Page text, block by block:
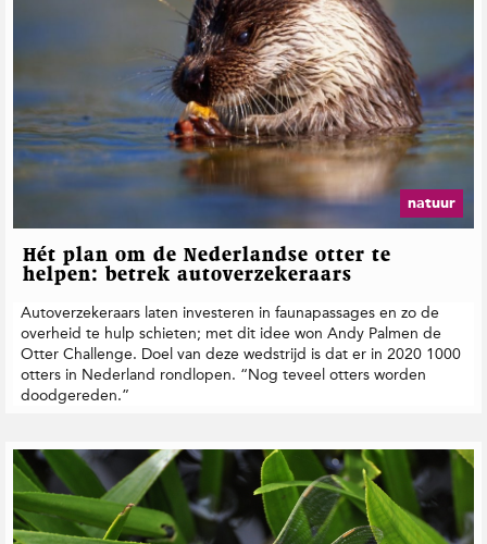
natuur
Hét plan om de Nederlandse otter te
helpen: betrek autoverzekeraars
Autoverzekeraars laten investeren in faunapassages en zo de
overheid te hulp schieten; met dit idee won Andy Palmen de
Otter Challenge. Doel van deze wedstrijd is dat er in 2020 1000
otters in Nederland rondlopen. “Nog teveel otters worden
doodgereden.”